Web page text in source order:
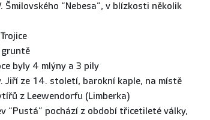
“Nebesa”, v blízkosti několik
gruntě
byly 4 mlýny a 3 pily
Jiří ze 14. století, barokní kaple, na místě
z Leewendorfu (Limberka)
“Pustá” pochází z období třicetileté války,